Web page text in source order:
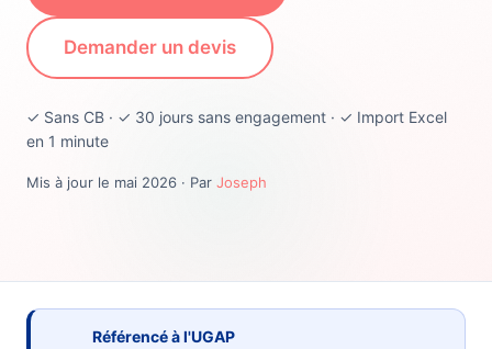
Demander un devis
✓ Sans CB · ✓ 30 jours sans engagement · ✓ Import Excel
en 1 minute
Mis à jour le mai 2026 · Par Joseph
Référencé à l'UGAP